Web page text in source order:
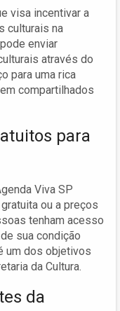
visa incentivar a
culturais na
enviar
através do
para uma rica
compartilhados
para
Viva SP
ou a preços
tenham acesso
sua condição
um dos objetivos
da Cultura.
da